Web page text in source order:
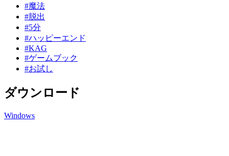
#魔法
#脱出
#5分
#ハッピーエンド
#KAG
#ゲームブック
#お試し
ダウンロード
Windows